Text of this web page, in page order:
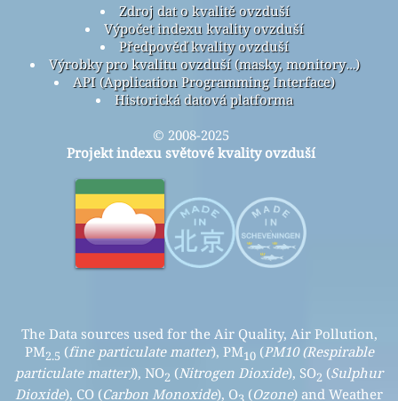
Zdroj dat o kvalitě ovzduší
Výpočet indexu kvality ovzduší
Předpověď kvality ovzduší
Výrobky pro kvalitu ovzduší (masky, monitory…)
API (Application Programming Interface)
Historická datová platforma
© 2008-2025
Projekt indexu světové kvality ovzduší
The Data sources used for the Air Quality, Air Pollution,
PM2.5 (fine particulate matter), PM10(PM10 (Respirable
particulate matter)), NO2 (Nitrogen Dioxide), SO2 (Sulphur
Dioxide), CO (Carbon Monoxide), O (Ozone) and Weather